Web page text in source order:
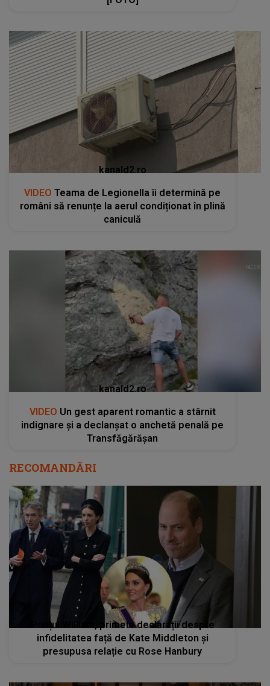
kanald2.ro
VIDEOTeama de Legionella îi determină pe
români să renunțe la aerul condiționat în plină
caniculă
kanald2.ro
Un gest aparent romantic a stârnit
indignare și a declanșat o anchetă penală pe
Transfăgărășan
RECOMANDĂRI
Prințul William, primele declarații despre
infidelitatea față de Kate Middleton și
presupusa relație cu Rose Hanbury